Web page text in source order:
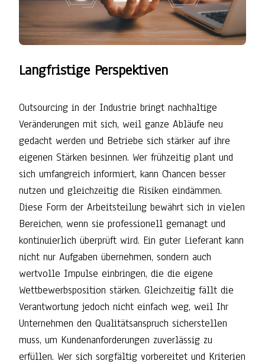
Langfristige Perspektiven
Outsourcing in der Industrie bringt nachhaltige
Veränderungen mit sich, weil ganze Abläufe neu
gedacht werden und Betriebe sich stärker auf ihre
eigenen Stärken besinnen. Wer frühzeitig plant und
sich umfangreich informiert, kann Chancen besser
nutzen und gleichzeitig die Risiken eindämmen.
Diese Form der Arbeitsteilung bewährt sich in vielen
Bereichen, wenn sie professionell gemanagt und
kontinuierlich überprüft wird. Ein guter Lieferant kann
nicht nur Aufgaben übernehmen, sondern auch
wertvolle Impulse einbringen, die die eigene
Wettbewerbsposition stärken. Gleichzeitig fällt die
Verantwortung jedoch nicht einfach weg, weil Ihr
Unternehmen den Qualitätsanspruch sicherstellen
muss, um Kundenanforderungen zuverlässig zu
erfüllen. Wer sich sorgfältig vorbereitet und Kriterien